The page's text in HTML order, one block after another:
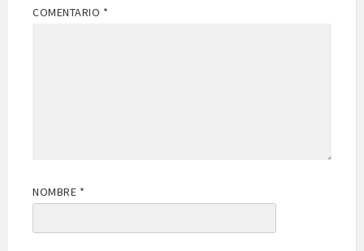
COMENTARIO *
NOMBRE *